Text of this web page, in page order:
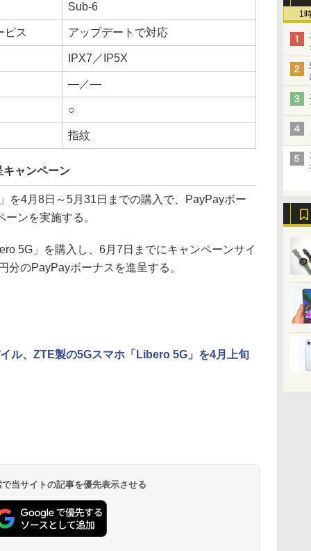
1
Sub-6
ビス アップデートで対応
IPX7／IP5X
―／―
○
指紋
ャンペーン
4月8日～5月31日までの購入で、PayPayボー
ンを実施する。
5G」を購入し、6月7日までにキャンペーンサイ
分のPayPayボーナスを進呈する。
ル、ZTE製の5Gスマホ「Libero 5G」を4月上旬
当サイトの記事を優先表示させる